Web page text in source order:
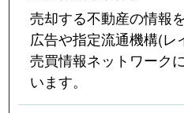
売却する不動産の情報
広告や指定流通機構(
売買情報ネットワーク
います。